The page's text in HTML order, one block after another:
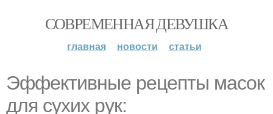
СОВРЕМЕННАЯ ДЕВУШКА
главная новости статьи
Эффективные рецепты масок
для сухих рук: